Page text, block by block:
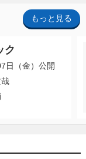
もっと見る
ク
日（金）公開